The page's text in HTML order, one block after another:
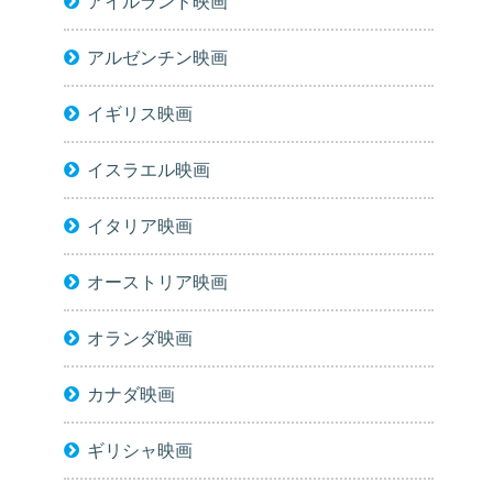
アルゼンチン映画
イギリス映画
イスラエル映画
イタリア映画
オーストリア映画
オランダ映画
カナダ映画
ギリシャ映画